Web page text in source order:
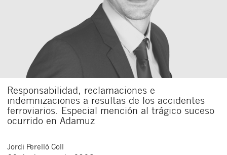
Responsabilidad, reclamaciones e
indemnizaciones a resultas de los accidentes
ferroviarios. Especial mención al trágico suceso
ocurrido en Adamuz
Jordi Perelló Coll